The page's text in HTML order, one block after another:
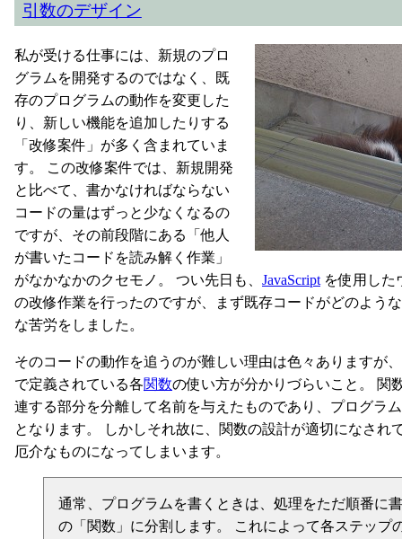
引数のデザイン
私が受ける仕事には、新規のプロ
グラムを開発するのではなく、既
存のプログラムの動作を変更した
り、新しい機能を追加したりする
「改修案件」が多く含まれていま
す。 この改修案件では、新規開発
と比べて、書かなければならない
コードの量はずっと少なくなるの
ですが、その前段階にある「他人
が書いたコードを読み解く作業」
がなかなかのクセモノ。 つい先日も、 JavaScript を使用した
の改修作業を行ったのですが、まず既存コードがどのよう
な苦労をしました。
そのコードの動作を追うのが難しい理由は色々ありますが
で定義されている各関数の使い方が分かりづらいこと。 関
連する部分を分離して名前を与えたものであり、プログラ
となります。 しかしそれ故に、関数の設計が適切になされ
厄介なものになってしまいます。
通常、プログラムを書くときは、処理をただ順番に
の「関数」に分割します。 これによって各ステップ